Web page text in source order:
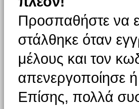
Προσπαθήστε να
στάλθηκε όταν
μέλους και τον
απενεργοποίησε
Επίσης, πολλά